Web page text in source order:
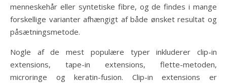
menneskehår eller syntetiske fibre, og de findes i mange
forskellige varianter afhængigt af både ønsket resultat og
påsætningsmetode.
Nogle af de mest populære typer inkluderer clip-in
extensions, tape-in extensions, flette-metoden,
microringe og keratin-fusion. Clip-in extensions er